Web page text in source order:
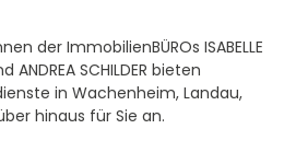
der ImmobilienBÜROs ISABELLE
ANDREA SCHILDER bieten
in Wachenheim, Landau,
hinaus für Sie an.